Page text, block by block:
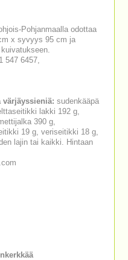
Pohjanmaalla odottaa
x syvyys 95 cm ja
547 6457,
värjäyssieniä: sudenkääpä
lakki 192 g,
390 g,
19 g, veriseitikki 18 g,
lajin tai kaikki. Hintaan